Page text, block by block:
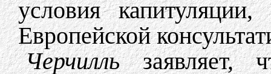
условия
Европейской
Черчилльзаявляет,